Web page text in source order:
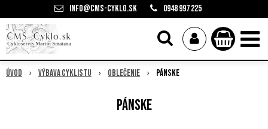
info@cms-cyklo.sk 0948 997 225
Úvod Výbava cyklistu Oblečenie Pánske
Pánske